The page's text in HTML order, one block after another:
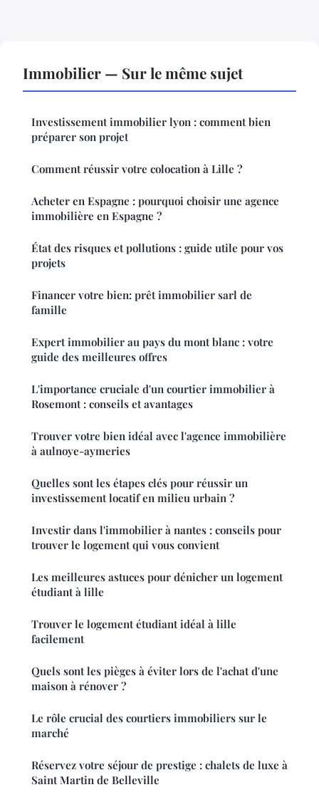
Immobilier — Sur le même sujet
Investissement immobilier lyon : comment bien
préparer son projet
Comment réussir votre colocation à Lille ?
Acheter en Espagne : pourquoi choisir une agence
immobilière en Espagne ?
État des risques et pollutions : guide utile pour vos
projets
Financer votre bien: prêt immobilier sarl de
famille
Expert immobilier au pays du mont blanc : votre
guide des meilleures offres
L'importance cruciale d'un courtier immobilier à
Rosemont : conseils et avantages
Trouver votre bien idéal avec l'agence immobilière
à aulnoye-aymeries
Quelles sont les étapes clés pour réussir un
investissement locatif en milieu urbain ?
Investir dans l'immobilier à nantes : conseils pour
trouver le logement qui vous convient
Les meilleures astuces pour dénicher un logement
étudiant à lille
Trouver le logement étudiant idéal à lille
facilement
Quels sont les pièges à éviter lors de l'achat d'une
maison à rénover ?
Le rôle crucial des courtiers immobiliers sur le
marché
Réservez votre séjour de prestige : chalets de luxe à
Saint Martin de Belleville